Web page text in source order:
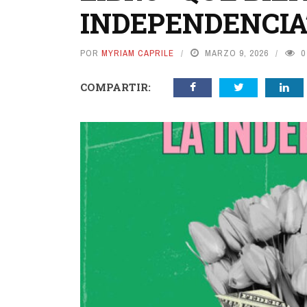
POR MYRIAM CAPRILE MARZO 9, 2026 0
COMPARTIR: